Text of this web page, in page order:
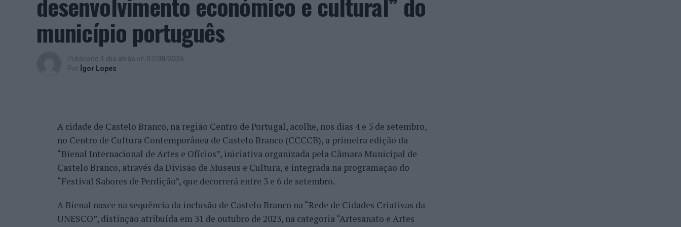
beneficiando, de igual modo, da reorganização dos wild cards após as entradas diretas de
alguns jogadores.
Entre os portugueses, Tiago Torres e Jaime Faria protagonizaram as melhores campanhas da
edição, ambos alcançando os quartos de final. Torres assinou um dos resultados mais
Já Jaime Faria venceu o peruano Gonzalo Bueno e o neerlandês Botic van de Zandschulp,
alcançando também os quartos de final, onde acabou eliminado pelo italiano Luciano
Darderi, num encontro decidido em três sets.
Nuno Borges, principal representante nacional no quadro principal, iniciou a participação
segunda ronda pelo argentino Román Andrés Burruchaga, num encontro disputado em três
sets.
município português
Publicado 1 dia atrás on 07/08/2026
Por Ígor Lopes
A cidade de Castelo Branco, na região Centro de Portugal, acolhe, nos dias 4 e 5 de setembro,
no Centro de Cultura Contemporânea de Castelo Branco (CCCCB), a primeira edição da
“Bienal Internacional de Artes e Ofícios”, iniciativa organizada pela Câmara Municipal de
Castelo Branco, através da Divisão de Museus e Cultura, e integrada na programação do
“Festival Sabores de Perdição”, que decorrerá entre 3 e 6 de setembro.
A Bienal nasce na sequência da inclusão de Castelo Branco na “Rede de Cidades Criativas da
UNESCO”, distinção atribuída em 31 de outubro de 2023, na categoria “Artesanato e Artes